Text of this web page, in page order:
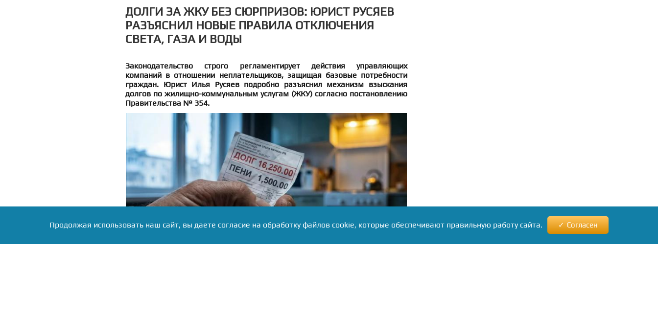
ДОЛГИ ЗА ЖКУ БЕЗ СЮРПРИЗОВ: ЮРИСТ РУСЯЕВ
РАЗЪЯСНИЛ НОВЫЕ ПРАВИЛА ОТКЛЮЧЕНИЯ
СВЕТА, ГАЗА И ВОДЫ
Законодательство строго регламентирует действия управляющих
компаний в отношении неплательщиков, защищая базовые потребности
граждан. Юрист Илья Русяев подробно разъяснил механизм взыскания
долгов по жилищно-коммунальным услугам (ЖКУ) согласно постановлению
Правительства № 354.
Продолжая использовать наш сайт, вы даете согласие на обработку файлов cookie, которые обеспечивают правильную работу сайта. Согласен